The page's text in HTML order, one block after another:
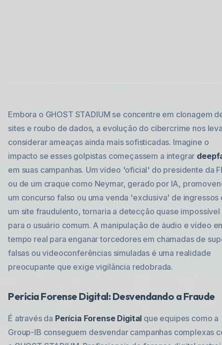
Embora o GHOST STADIUM se concentre em clonagem
sites e roubo de dados, a evolução do cibercrime nos
considerar ameaças ainda mais sofisticadas. Imagine o
impacto se esses golpistas começassem a integrar
em suas campanhas. Um vídeo 'oficial' do presidente da
ou de um craque como Neymar, gerado por IA,
um concurso falso ou uma venda 'exclusiva' de ingressos
um site fraudulento, tornaria a detecção quase impossível
para o usuário comum. A manipulação de áudio e vídeo
tempo real para enganar torcedores em chamadas de
falsas ou videoconferências simuladas é uma realidade
preocupante que exige vigilância redobrada.
Perícia Forense Digital: Desvendando a Fraude
É através da Perícia Forense Digital que equipes como a
Group-IB conseguem desvendar campanhas complexas